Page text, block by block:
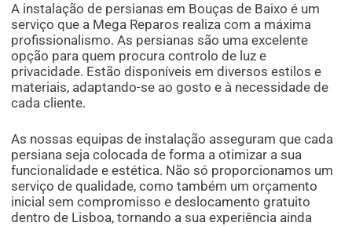
A instalação de persianas em Bouças de Baixo é um
serviço que a Mega Reparos realiza com a máxima
profissionalismo. As persianas são uma excelente
opção para quem procura controlo de luz e
privacidade. Estão disponíveis em diversos estilos e
materiais, adaptando-se ao gosto e à necessidade de
cada cliente.
As nossas equipas de instalação asseguram que cada
persiana seja colocada de forma a otimizar a sua
funcionalidade e estética. Não só proporcionamos um
serviço de qualidade, como também um orçamento
inicial sem compromisso e deslocamento gratuito
dentro de Lisboa, tornando a sua experiência ainda